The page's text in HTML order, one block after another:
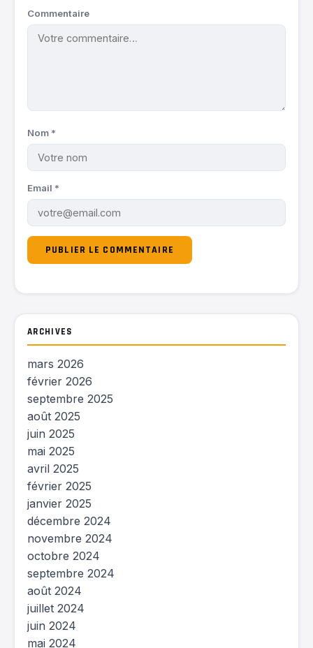
Commentaire
Nom *
Email *
ARCHIVES
mars 2026
février 2026
septembre 2025
août 2025
juin 2025
mai 2025
avril 2025
février 2025
janvier 2025
décembre 2024
novembre 2024
octobre 2024
septembre 2024
août 2024
juillet 2024
juin 2024
mai 2024